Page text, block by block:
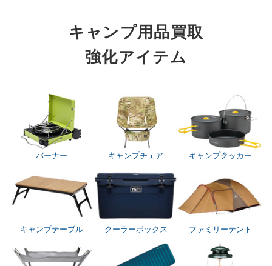
キャンプ用品買取
強化アイテム
バーナー キャンプチェア キャンプクッカー
キャンプテーブル クーラーボックス ファミリーテント